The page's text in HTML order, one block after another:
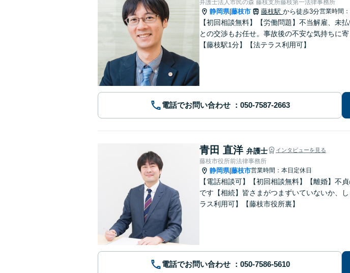
弁護士法人市民の森 藤枝支所藤枝第一法律事務所
静岡県|藤枝市 藤枝駅 から徒歩3分営業時間
【初回相談無料】【労働問題】不当解雇、未
との交渉もお任せ。事故後の不安な気持ちに
【藤枝駅1分】【法テラス利用可】
電話でお問い合わせ
青田 直洋 弁護士 インタビューを見る
藤枝市役所前法律事務所
静岡県|藤枝市営業時間：本日定休日
【電話相談可】【初回相談無料】【離婚】不
です【相続】皆さまがつまずいていないか、
ラス利用可】【藤枝市役所裏】
電話でお問い合わせ